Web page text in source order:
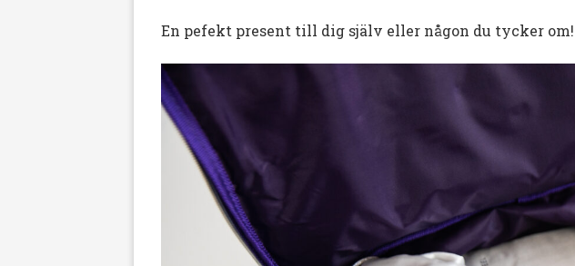
En pefekt present till dig själv eller någon du tycker